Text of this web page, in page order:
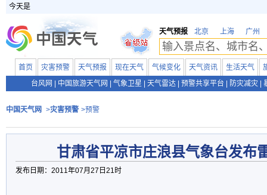
今天是
天气预报 北京 上海 广州
首页 灾害预警 天气预报 现在天气 气候变化 天气资讯 生活天气
台风网
中国旅游天气网 气象卫星 天气雷达 预警共享平台 防灾减灾
中国天气网 >灾害预警 >预警
甘肃省平凉市庄浪县气象台发布
发布日期：2011年07月27日21时